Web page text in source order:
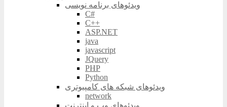
ویدئوهای برنامه نویسی
C#
C++
ASP.NET
java
javascript
JQuery
PHP
Python
ویدئوهای شبکه های کامپیوتری
network
ویدئوهای وب و اینترنت